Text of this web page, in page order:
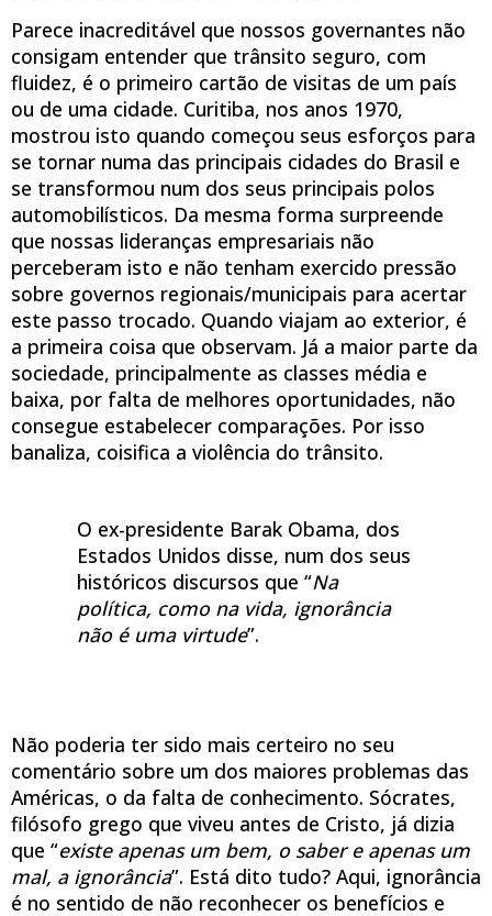
Parece inacreditável que nossos governantes não
consigam entender que trânsito seguro, com
fluidez, é o primeiro cartão de visitas de um país
ou de uma cidade. Curitiba, nos anos 1970,
mostrou isto quando começou seus esforços para
se tornar numa das principais cidades do Brasil e
se transformou num dos seus principais polos
automobilísticos. Da mesma forma surpreende
que nossas lideranças empresariais não
perceberam isto e não tenham exercido pressão
sobre governos regionais/municipais para acertar
este passo trocado. Quando viajam ao exterior, é
a primeira coisa que observam. Já a maior parte da
sociedade, principalmente as classes média e
baixa, por falta de melhores oportunidades, não
consegue estabelecer comparações. Por isso
banaliza, coisifica a violência do trânsito.
O ex-presidente Barak Obama, dos
Estados Unidos disse, num dos seus
históricos discursos que “Na
política, como na vida, ignorância
não é uma virtude”.
Não poderia ter sido mais certeiro no seu
comentário sobre um dos maiores problemas das
Américas, o da falta de conhecimento. Sócrates,
filósofo grego que viveu antes de Cristo, já dizia
que “existe apenas um bem, o saber e apenas um
mal, a ignorância”. Está dito tudo? Aqui, ignorância
é no sentido de não reconhecer os benefícios e